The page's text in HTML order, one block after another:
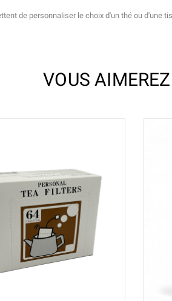
de personnaliser le choix d'un thé ou
VOUS